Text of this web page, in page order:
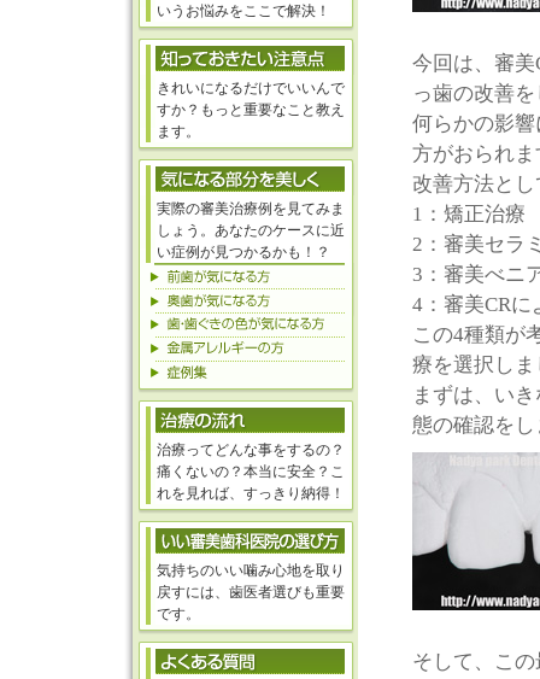
今回は、審
っ歯の改善
何らかの影
方がおられま
改善方法とし
1：矯正治療
2：審美セラ
3：審美べニ
4：審美CRに
この4種類が
療を選択し
まずは、い
態の確認を
そして、こ
いうお悩みをここで解決！
きれいになるだけでいいんで
すか？もっと重要なこと教え
ます。
実際の審美治療例を見てみま
しょう。あなたのケースに近
い症例が見つかるかも！？
治療ってどんな事をするの？
痛くないの？本当に安全？こ
れを見れば、すっきり納得！
気持ちのいい噛み心地を取り
戻すには、歯医者選びも重要
です。